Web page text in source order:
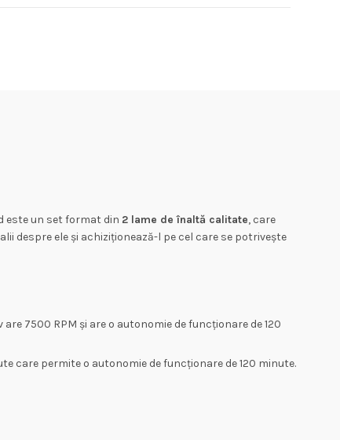
este un set format din 2 lame de înaltă calitate, care
despre ele și achiziționează-l pe cel care se potrivește
7500 RPM și are o autonomie de funcționare de 120
care permite o autonomie de funcționare de 120 minute.